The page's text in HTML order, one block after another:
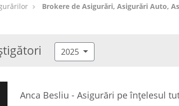
Brokere de Asigurări, Asigurări Auto,
2025
Anca Besliu - Asigurări pe înțelesul